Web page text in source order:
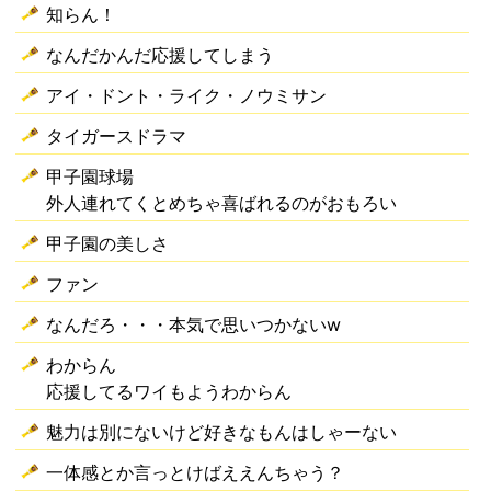
知らん！
なんだかんだ応援してしまう
アイ・ドント・ライク・ノウミサン
タイガースドラマ
甲子園球場
外人連れてくとめちゃ喜ばれるのがおもろい
甲子園の美しさ
ファン
なんだろ・・・本気で思いつかないw
わからん
応援してるワイもようわからん
魅力は別にないけど好きなもんはしゃーない
一体感とか言っとけばええんちゃう？